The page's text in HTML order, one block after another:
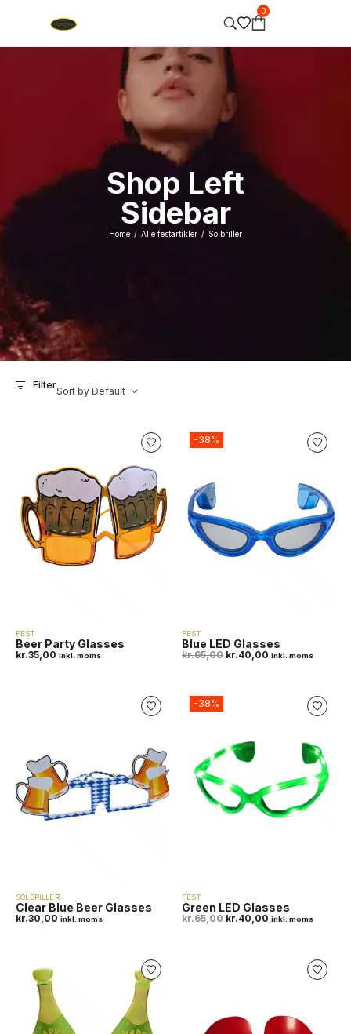
0
Shop Left
Sidebar
Home / Alle festartikler / Solbriller
Filter
Sort by Default
FEST
Beer Party Glasses
kr.35,00 inkl. moms
-38%
FEST
Blue LED Glasses
kr.65,00 kr.40,00 inkl. moms
SOLBRILLER
Clear Blue Beer Glasses
kr.30,00 inkl. moms
-38%
FEST
Green LED Glasses
kr.65,00 kr.40,00 inkl. moms